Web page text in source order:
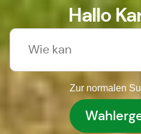
Hallo
Zur normalen